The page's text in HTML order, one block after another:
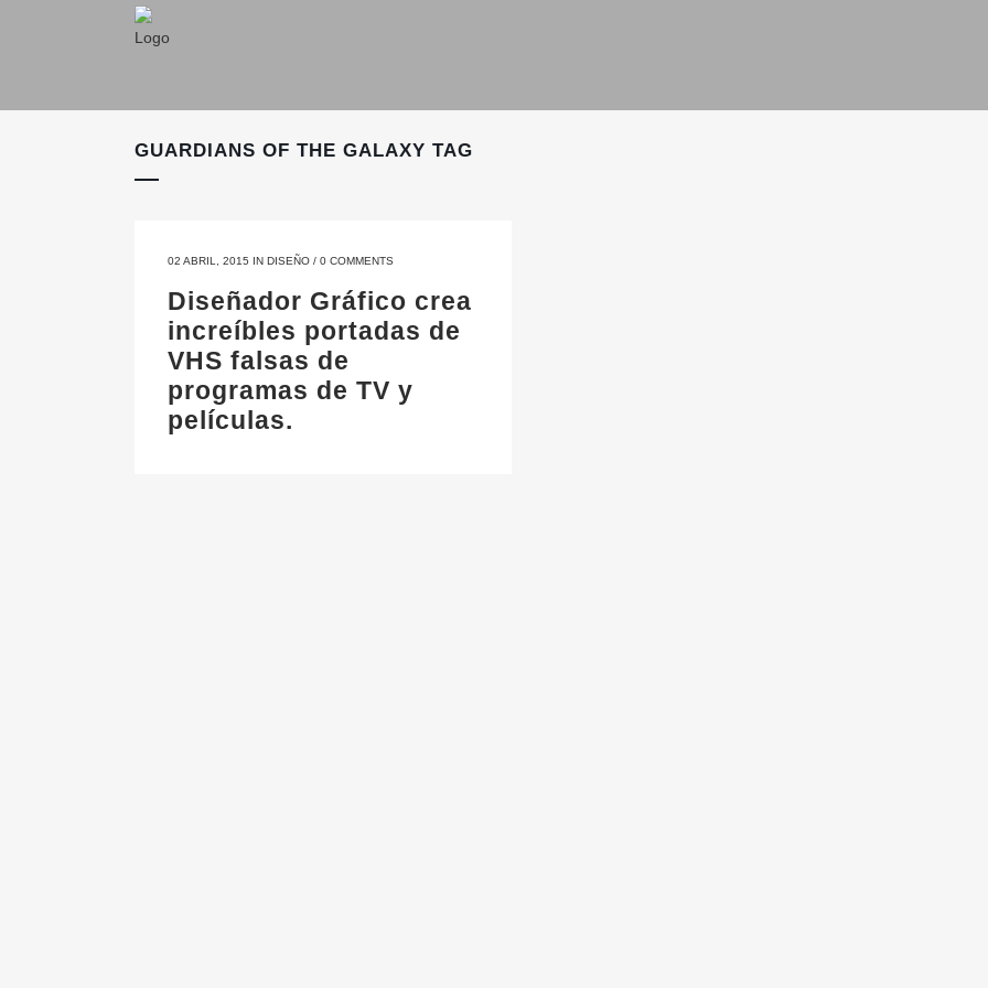
GUARDIANS OF THE GALAXY TAG
02 ABRIL, 2015 IN DISEÑO / 0 COMMENTS
Diseñador Gráfico crea
increíbles portadas de
VHS falsas de
programas de TV y
películas.